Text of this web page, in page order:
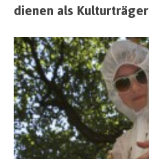
dienen als Kulturträger